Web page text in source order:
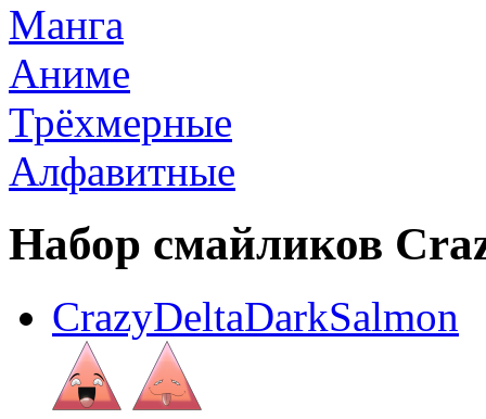
Манга
Аниме
Трёхмерные
Алфавитные
Набор смайликов
CrazyDeltaDarkSalmon